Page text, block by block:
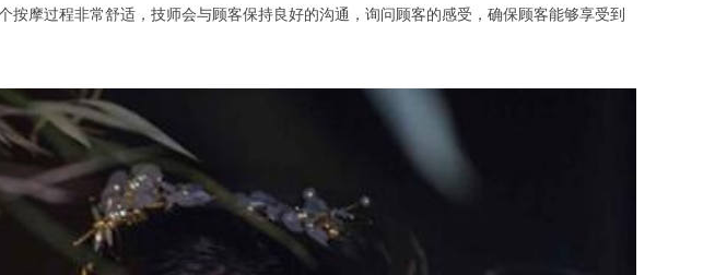
过程非常舒适，技师会与顾客保持良好的沟通，询问顾客的感受，确保顾客能够享受到